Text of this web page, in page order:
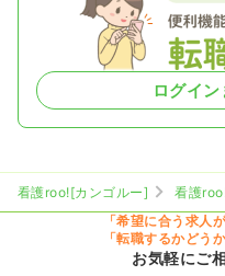
ログイ
看護roo![カンゴルー] 看護
「希望に合う求人
「転職するかどう
お気軽にご